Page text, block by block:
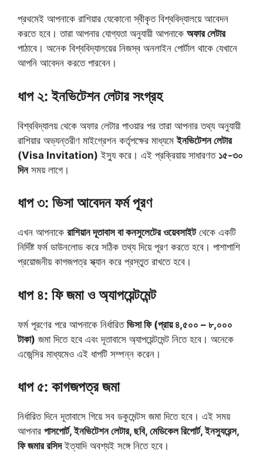
প্রথমেই আপনাকে রাশিয়ার যেকোনো স্বীকৃত বিশ্ববিদ্যালয়ে আবেদন
করতে হবে। তারা আপনার যোগ্যতা অনুযায়ী আপনাকে অফার লেটার
পাঠাবে। অনেক বিশ্ববিদ্যালয়ের নিজস্ব অনলাইন পোর্টাল থাকে যেখানে
আপনি আবেদন করতে পারবেন।
ধাপ ২: ইনভিটেশন লেটার সংগ্রহ
বিশ্ববিদ্যালয় থেকে অফার লেটার পাওয়ার পর তারা আপনার তথ্য অনুযায়ী
রাশিয়ার অভ্যন্তরীণ মাইগ্রেশন কর্তৃপক্ষের মাধ্যমেইনভিটেশন লেটার
(Visa Invitation) ইস্যু করে। এই প্রক্রিয়ায় সাধারণত ১৫-৩০
দিনসময় লাগে।
ধাপ ৩: ভিসা আবেদন ফর্ম পূরণ
এখন আপনাকে রাশিয়ান দূতাবাস বা কনসুলেটের ওয়েবসাইটথেকে একটি
নির্দিষ্ট ফর্ম ডাউনলোড করে সঠিক তথ্য দিয়ে পূরণ করতে হবে। পাশাপাশি
প্রয়োজনীয় কাগজপত্র স্ক্যান করে প্রস্তুত রাখতে হবে।
ধাপ ৪: ফি জমা ও অ্যাপয়েন্টমেন্ট
ফর্ম পূরণের পরে আপনাকে নির্ধারিত ভিসা ফি (প্রায় ৪,৫০০ – ৮,০০০
টাকা) জমা দিতে হবে এবং দূতাবাসে অ্যাপয়েন্টমেন্ট নিতে হবে। অনেকে
এজেন্সির মাধ্যমেও এই ধাপটি সম্পন্ন করেন।
ধাপ ৫: কাগজপত্র জমা
নির্ধারিত দিনে দূতাবাসে গিয়ে সব ডকুমেন্টস জমা দিতে হবে। এই সময়
আপনার পাসপোর্ট, ইনভিটেশন লেটার, ছবি, মেডিকেল রিপোর্ট, ইনস্যুরেন্স,
ফি জমার রসিদইত্যাদি অবশ্যই সঙ্গে নিতে হবে।